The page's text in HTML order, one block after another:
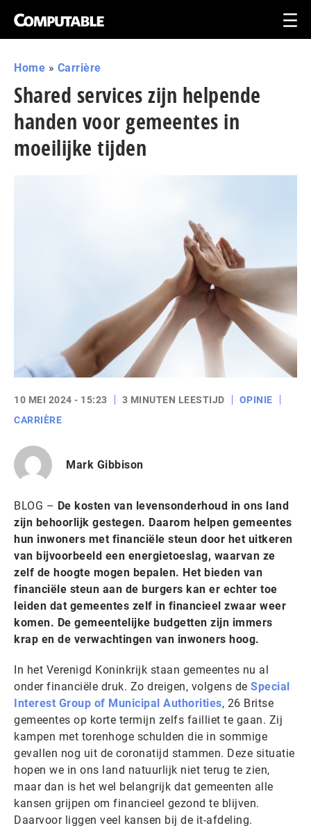
Home » Carrière
Shared services zijn helpende
handen voor gemeentes in
moeilijke tijden
10 MEI 2024 - 15:23 3 MINUTEN LEESTIJD
OPINIE
CARRIÈRE
Mark Gibbison
BLOG – De kosten van levensonderhoud in ons land
zijn behoorlijk gestegen. Daarom helpen gemeentes
hun inwoners met financiële steun door het uitkeren
van bijvoorbeeld een energietoeslag, waarvan ze
zelf de hoogte mogen bepalen. Het bieden van
financiële steun aan de burgers kan er echter toe
leiden dat gemeentes zelf in financieel zwaar weer
komen. De gemeentelijke budgetten zijn immers
krap en de verwachtingen van inwoners hoog.
In het Verenigd Koninkrijk staan gemeentes nu al
onder financiële druk. Zo dreigen, volgens de Special
Interest Group of Municipal Authorities, 26 Britse
gemeentes op korte termijn zelfs failliet te gaan. Zij
kampen met torenhoge schulden die in sommige
gevallen nog uit de coronatijd stammen. Deze situatie
hopen we in ons land natuurlijk niet terug te zien,
maar dan is het wel belangrijk dat gemeenten alle
kansen grijpen om financieel gezond te blijven.
Daarvoor liggen veel kansen bij de it-afdeling.